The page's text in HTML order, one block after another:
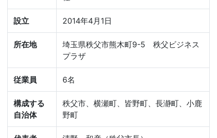
設立 2014年4月1日
所在地
埼玉県秩父市熊木町9-5 秩父ビジネス
プラザ
従業員 6名
構成する
自治体
秩父市、横瀬町、皆野町、長瀞町、小鹿
野町